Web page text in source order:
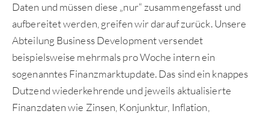
Daten und müssen diese „nur“ zusammengefasst und
aufbereitet werden, greifen wir darauf zurück. Unsere
Abteilung Business Development versendet
beispielsweise mehrmals pro Woche intern ein
sogenanntes Finanzmarktupdate. Das sind ein knappes
Dutzend wiederkehrende und jeweils aktualisierte
Finanzdaten wie Zinsen, Konjunktur, Inflation,